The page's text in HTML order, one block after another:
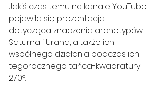
Jakiś czas temu na kanale YouTube
pojawiła się prezentacja
dotycząca znaczenia archetypów
Saturna i Urana, a także ich
wspólnego działania podczas ich
tegorocznego tańca-kwadratury
270º.